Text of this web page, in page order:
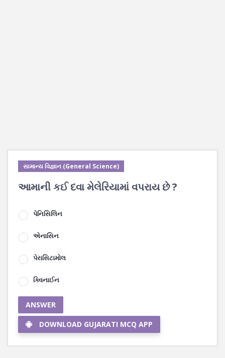
સામાન્ય વિજ્ઞાન (General Science)
આમાની કઈ દવા મેલેરિયામાં વપરાય છે ?
પેનિસિલિન
એનાસિન
પેરાસિટામોલ
ક્વિનાઈન
ANSWER
DOWNLOAD GUJARATI MCQ APP